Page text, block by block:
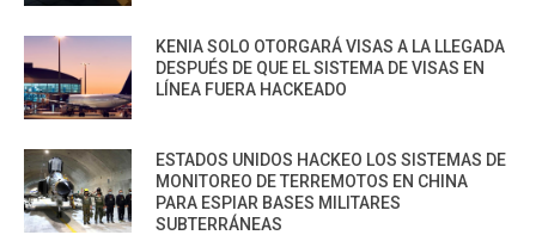
KENIA SOLO OTORGARÁ VISAS A LA LLEGADA
DESPUÉS DE QUE EL SISTEMA DE VISAS EN
LÍNEA FUERA HACKEADO
ESTADOS UNIDOS HACKEO LOS SISTEMAS DE
MONITOREO DE TERREMOTOS EN CHINA
PARA ESPIAR BASES MILITARES
SUBTERRÁNEAS